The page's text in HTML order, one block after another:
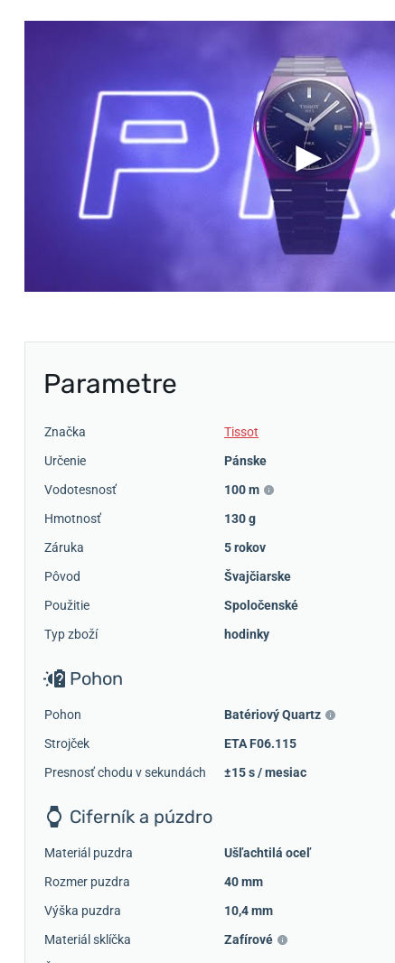
Parametre
Značka
Tissot
Určenie
Pánske
Vodotesnosť
100 m
Hmotnosť
130 g
Záruka
5 rokov
Pôvod
Švajčiarske
Použitie
Spoločenské
Typ zboží
hodinky
Pohon
Pohon
Batériový Quartz
Strojček
ETA F06.115
Presnosť chodu v sekundách
±15 s / mesiac
Ciferník a púzdro
Materiál puzdra
Ušľachtilá oceľ
Rozmer puzdra
40 mm
Výška puzdra
10,4 mm
Materiál sklíčka
Zafírové